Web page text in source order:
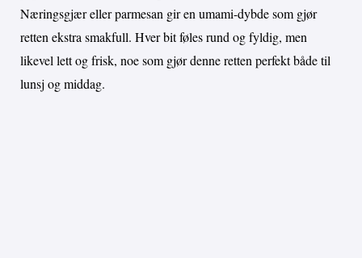
Næringsgjær eller parmesan gir en umami-dybde som gjør
retten ekstra smakfull. Hver bit føles rund og fyldig, men
likevel lett og frisk, noe som gjør denne retten perfekt både til
lunsj og middag.